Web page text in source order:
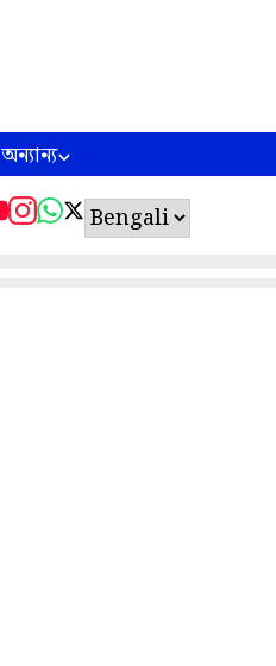
অন্যান্য